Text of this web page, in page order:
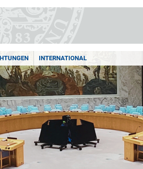
INTERNATIONAL